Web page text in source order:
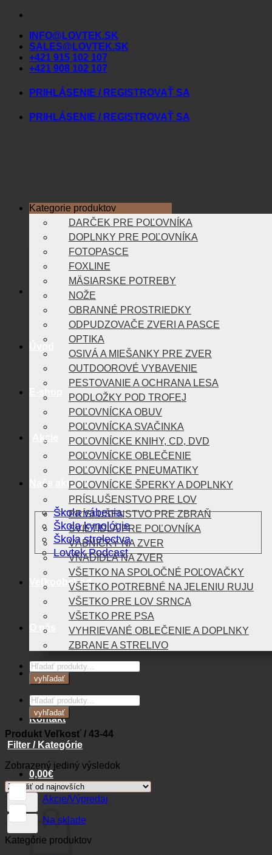
Skip
contentINFO@LOVTEK.SK
SALES@LOVTEK.SK
+421 915 102 107
+421 908 102 107
PRIHLÁSENIE / REGISTROVAŤ SA
PRIHLÁSENIE / REGISTROVAŤ SA
Akcie
Naše aktivity
Škola vábenia
Škola kynológie
Škola strelectva
Lovtek Podcast
Veľkoobchod
O nás
Blog
Kontakt
0,00€
Košík
Kategorie produktov
DARČEK PRE POĽOVNÍKA
DOPLNKY PRE POĽOVNÍKA
FOTOPASCE
FOXLINE
MÄSIARSKE POTREBY
NOŽE
OBRANNÉ PROSTRIEDKY
ODPUDZOVAČE ZVERI A PASCE
OPTIKA
OSIVÁ A MIEŠANKY PRE ZVER
OUTDOOROVÉ VYBAVENIE
PESTOVANIE A OCHRANA LESA
PODLOŽKY POD TROFEJ
POĽOVNÍCKA OBUV
POĽOVNÍCKA SVAČINKA
POĽOVNÍCKE KNIHY, CD, DVD
POĽOVNÍCKE OBLEČENIE
POĽOVNÍCKE PNEUMATIKY
POĽOVNÍCKE ŠPERKY A DOPLNKY
PRÍSLUŠENSTVO PRE LOV
PRÍSLUŠENSTVO PRE ZBRAŇ
SVIETIDLÁ PRE POĽOVNÍKA
VÁBNIČKY NA ZVER
VNADIDLÁ NA ZVER
VŠETKO NA SPOLOČNÉ POĽOVAČKY
VŠETKO POTREBNÉ NA JELENIU RUJU
VŠETKO PRE LOV SRNCA
VŠETKO PRE PSA
VYHRIEVANÉ OBLEČENIE A DOPLNKY
ZBRANE A STRELIVO
Products
search
vyhľadať
Products
search
vyhľadať
Produkt Veľkosť / 43-44
Filter / Kategórie
Zobrazený jediný výsledok
Akcie/Výpredaj
Na sklade
Kategórie produktov